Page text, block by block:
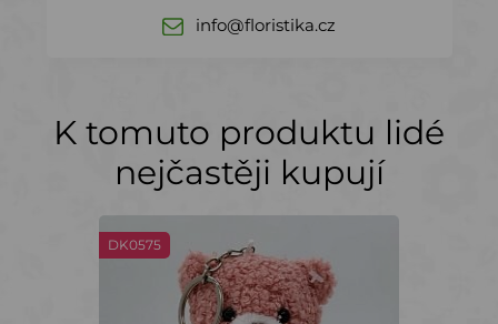
info@floristika.cz
K tomuto produktu lidé
nejčastěji kupují
DK0575